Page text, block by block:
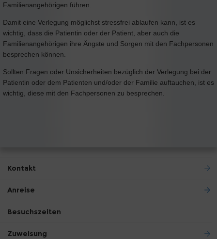
Familienangehörigen führen.
Damit eine Verlegung möglichst stressfrei ablaufen kann, ist es
wichtig, dass die Patientin oder der Patient, aber auch die
Familienangehörigen ihre Ängste und Sorgen mit den Fachpersonen
besprechen können.
Sollten Fragen oder Unsicherheiten bezüglich der Verlegung bei der
Patientin oder dem Patienten und/oder der Familie auftauchen, ist es
wichtig, diese mit den Fachpersonen zu besprechen.
Kontakt
Anreise
Besuchszeiten
Zuweisung